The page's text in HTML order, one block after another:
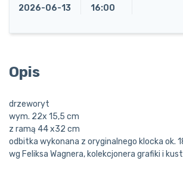
2026-06-13
16:00
Opis
drzeworyt
wym. 22x 15,5 cm
z ramą 44 x32 cm
odbitka wykonana z oryginalnego klocka ok.
wg Feliksa Wagnera, kolekcjonera grafiki i